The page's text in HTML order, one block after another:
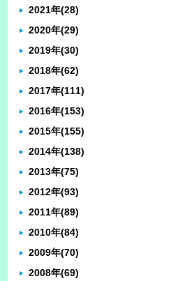
2021年(28)
2020年(29)
2019年(30)
2018年(62)
2017年(111)
2016年(153)
2015年(155)
2014年(138)
2013年(75)
2012年(93)
2011年(89)
2010年(84)
2009年(70)
2008年(69)